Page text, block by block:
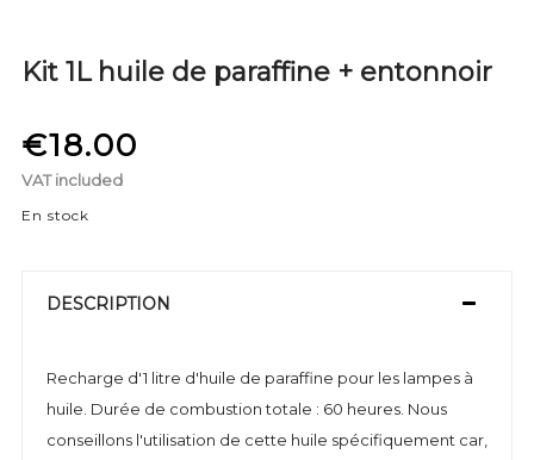
Kit 1L huile de paraffine + entonnoir
€18.00
VAT included
En stock
DESCRIPTION
Recharge d'1 litre d'huile de paraffine pour les lampes à
huile. Durée de combustion totale : 60 heures. Nous
conseillons l'utilisation de cette huile spécifiquement car,